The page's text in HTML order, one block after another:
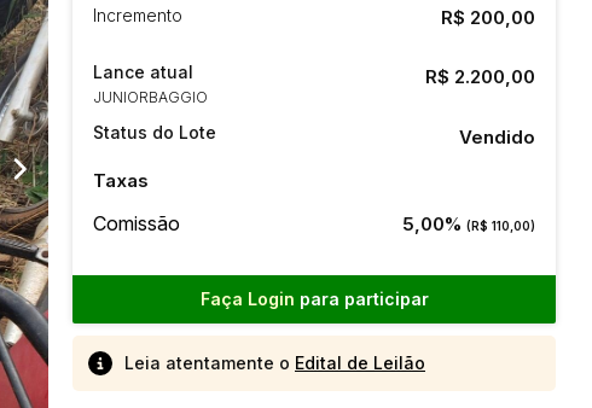
Incremento R$ 200,00
Lance atual
JUNIORBAGGIO
R$ 2.200,00
Status do Lote
Vendido
Taxas
Comissão 5,00% (R$ 110,00)
Faça Login para participar
Leia atentamente o Edital de Leilão